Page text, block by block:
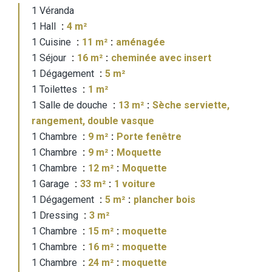
1 Véranda
1 Hall
4 m²
1 Cuisine
11 m²
aménagée
1 Séjour
16 m²
cheminée avec insert
1 Dégagement
5 m²
1 Toilettes
1 m²
1 Salle de douche
13 m²
Sèche serviette,
rangement, double vasque
1 Chambre
9 m²
Porte fenêtre
1 Chambre
9 m²
Moquette
1 Chambre
12 m²
Moquette
1 Garage
33 m²
1 voiture
1 Dégagement
5 m²
plancher bois
1 Dressing
3 m²
1 Chambre
15 m²
moquette
1 Chambre
16 m²
moquette
1 Chambre
24 m²
moquette